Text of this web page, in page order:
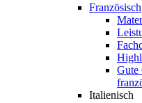
Französisch
Gute
Italienisch